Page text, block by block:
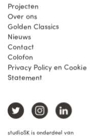
Projecten
Over ons
Golden Classics
Nieuws
Contact
Colofon
Privacy Policy en Cookie
Statement
studioSK is onderdeel van